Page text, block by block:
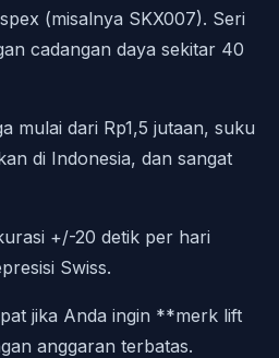
(misalnya SKX007). Seri
cadangan daya sekitar 40
mulai dari Rp1,5 jutaan, suku
di Indonesia, dan sangat
+/-20 detik per hari
Swiss.
jika Anda ingin **merk lift
anggaran terbatas.